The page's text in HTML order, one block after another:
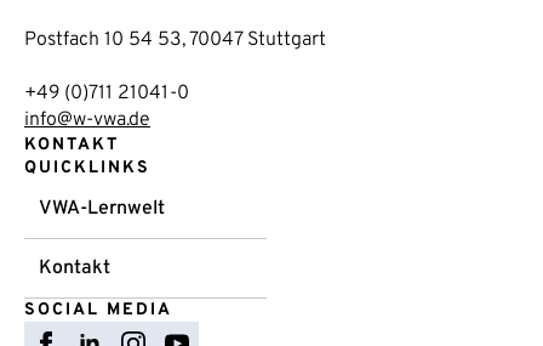
Postfach 10 54 53, 70047 Stuttgart
+49 (0)711 21041-0
info@w-vwa.de
KONTAKT
QUICKLINKS
VWA-Lernwelt
Kontakt
SOCIAL MEDIA